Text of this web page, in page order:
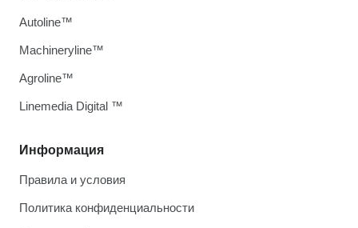
Информация
Правила и условия
Политика конфиденциальности
Autoline™
Machineryline™
Agroline™
Linemedia Digital ™